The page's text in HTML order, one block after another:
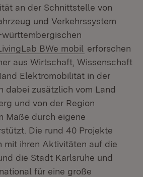
an der Schnittstelle von
und Verkehrssystem
BWe mobil erforschen
aus Wirtschaft, Wissenschaft
Elektromobilität in der
dabei zusätzlich vom Land
und von der Region
Maße durch eigene
Die rund 40 Projekte
mit ihren Aktivitäten auf die
die Stadt Karlsruhe und
für eine große